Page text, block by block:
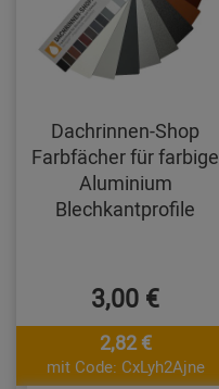
Dachrinnen-Shop
Farbfächer für farbige
Aluminium
Blechkantprofile
3,00 €
2,82 €
mit Code: CxLyh2Ajne